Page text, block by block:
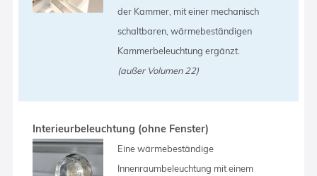
der Kammer, mit einer mechanisch
schaltbaren, wärmebeständigen
Kammerbeleuchtung ergänzt.
(außer Volumen 22)
Interieurbeleuchtung (ohne Fenster)
Eine wärmebeständige
Innenraumbeleuchtung mit einem